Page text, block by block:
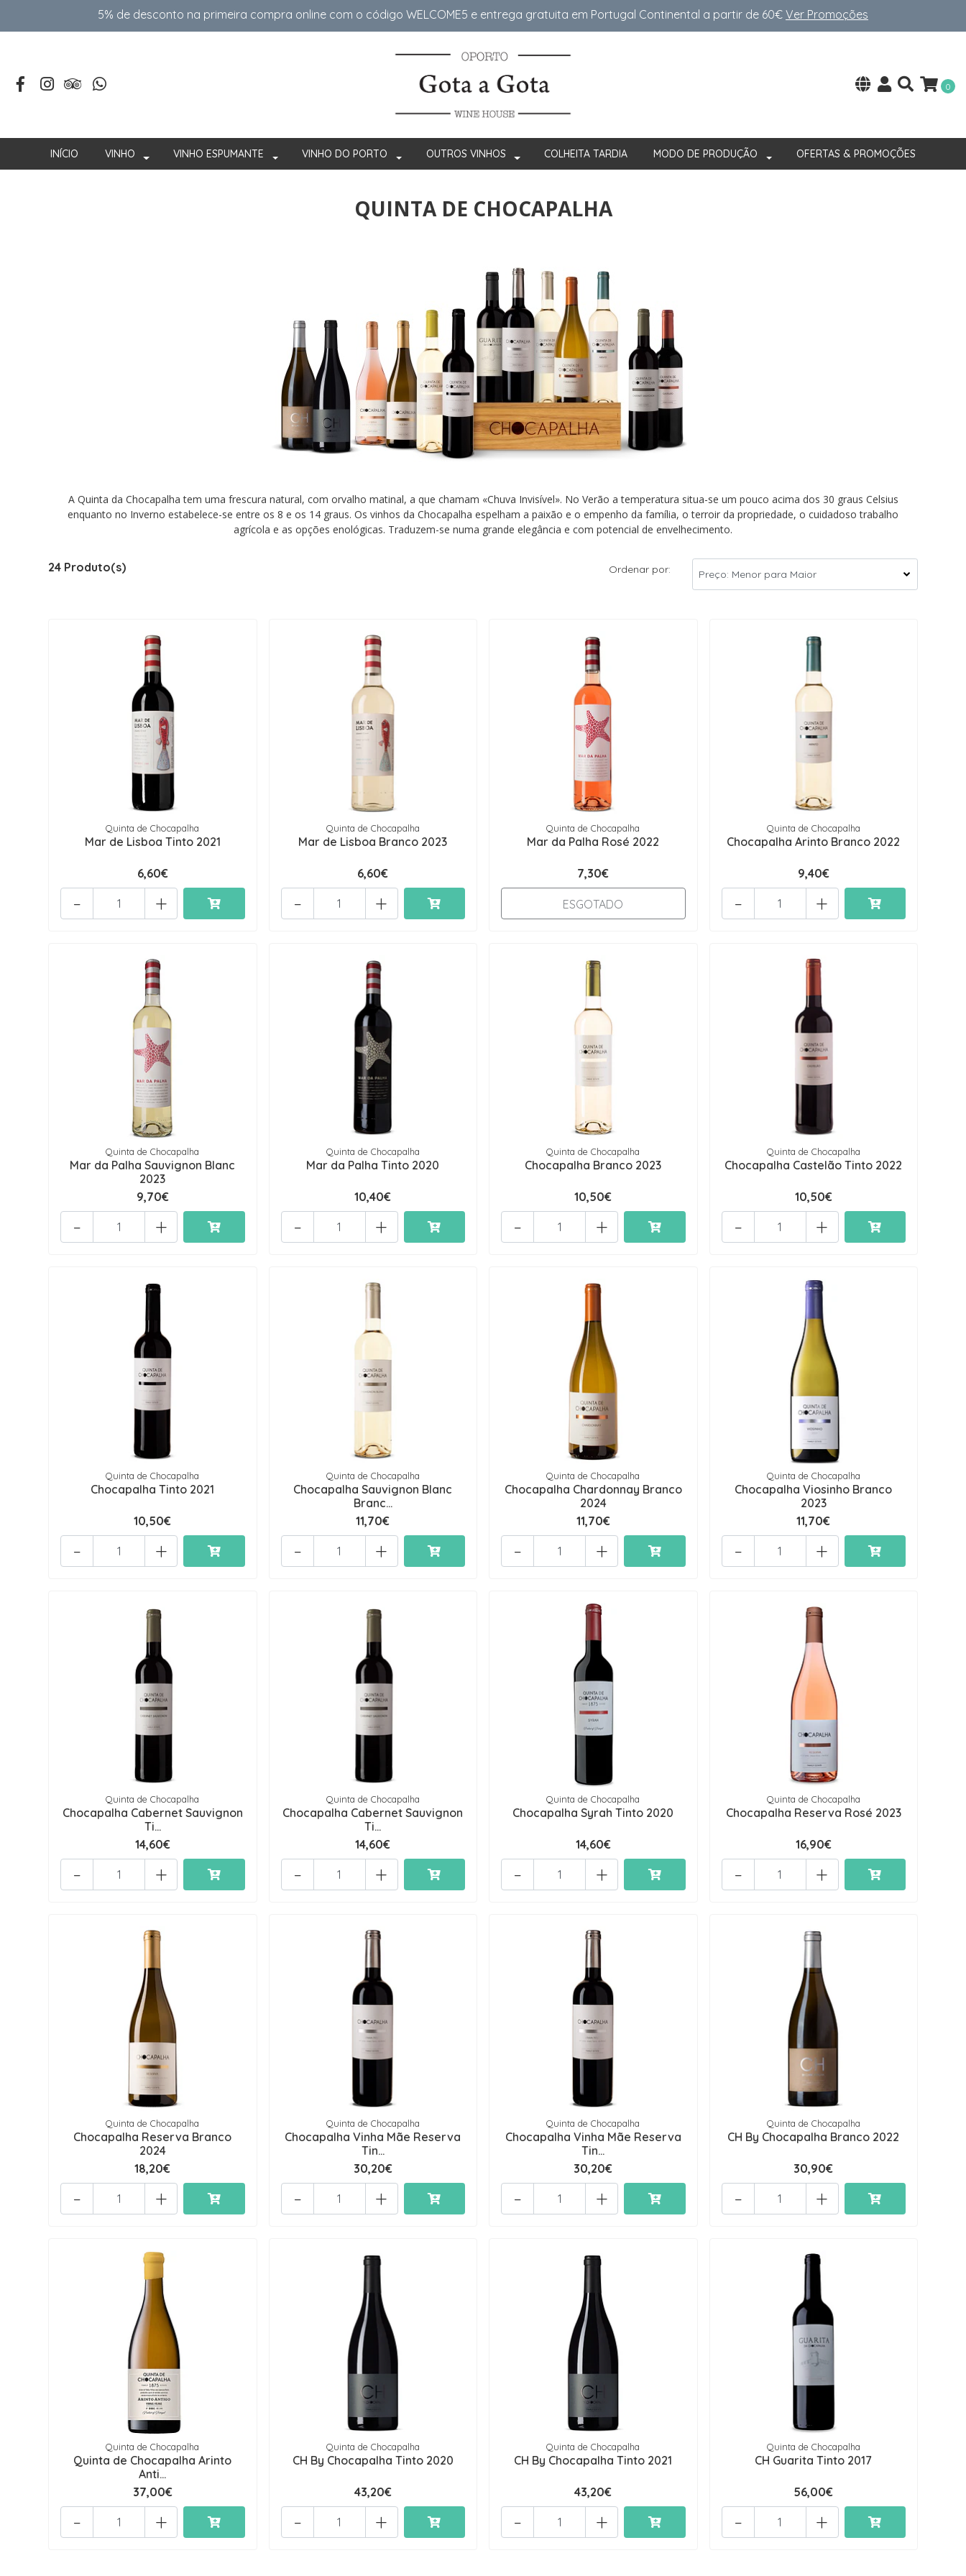
5% de desconto na primeira compra online com o código WELCOME5 e entrega gratuita em Portugal Continental a partir de 60€ Ver Promoções
0
INÍCIO VINHO VINHO ESPUMANTE VINHO DO PORTO OUTROS VINHOS COLHEITA TARDIA MODO DE PRODUÇÃO OFERTAS & PROMOÇÕES
QUINTA DE CHOCAPALHA
A Quinta da Chocapalha tem uma frescura natural, com orvalho matinal, a que chamam «Chuva Invisível». No Verão a temperatura situa-se um pouco acima dos 30 graus Celsius
enquanto no Inverno estabelece-se entre os 8 e os 14 graus. Os vinhos da Chocapalha espelham a paixão e o empenho da família, o terroir da propriedade, o cuidadoso trabalho
agrícola e as opções enológicas. Traduzem-se numa grande elegância e com potencial de envelhecimento.
24 Produto(s) Ordenar por:
Quinta de Chocapalha
Mar de Lisboa Tinto 2021
6,60€
+
-
Quinta de Chocapalha
Mar de Lisboa Branco 2023
6,60€
+
-
Quinta de Chocapalha
Mar da Palha Rosé 2022
7,30€
ESGOTADO
Quinta de Chocapalha
Chocapalha Arinto Branco 2022
9,40€
+
-
Quinta de Chocapalha
Mar da Palha Sauvignon Blanc
2023
9,70€
+
-
Quinta de Chocapalha
Mar da Palha Tinto 2020
10,40€
+
-
Quinta de Chocapalha
Chocapalha Branco 2023
10,50€
+
-
Quinta de Chocapalha
Chocapalha Castelão Tinto 2022
10,50€
+
-
Quinta de Chocapalha
Chocapalha Tinto 2021
10,50€
+
-
Quinta de Chocapalha
Chocapalha Sauvignon Blanc
Branc...
11,70€
+
-
Quinta de Chocapalha
Chocapalha Chardonnay Branco
2024
11,70€
+
-
Quinta de Chocapalha
Chocapalha Viosinho Branco
2023
11,70€
+
-
Quinta de Chocapalha
Chocapalha Cabernet Sauvignon
Ti...
14,60€
+
-
Quinta de Chocapalha
Chocapalha Cabernet Sauvignon
Ti...
14,60€
+
-
Quinta de Chocapalha
Chocapalha Syrah Tinto 2020
14,60€
+
-
Quinta de Chocapalha
Chocapalha Reserva Rosé 2023
16,90€
+
-
Quinta de Chocapalha
Chocapalha Reserva Branco
2024
18,20€
+
-
Quinta de Chocapalha
Chocapalha Vinha Mãe Reserva
Tin...
30,20€
+
-
Quinta de Chocapalha
Chocapalha Vinha Mãe Reserva
Tin...
30,20€
+
-
Quinta de Chocapalha
CH By Chocapalha Branco 2022
30,90€
+
-
Quinta de Chocapalha
Quinta de Chocapalha Arinto
Anti...
37,00€
+
-
Quinta de Chocapalha
CH By Chocapalha Tinto 2020
43,20€
+
-
Quinta de Chocapalha
CH By Chocapalha Tinto 2021
43,20€
+
-
Quinta de Chocapalha
CH Guarita Tinto 2017
56,00€
+
-